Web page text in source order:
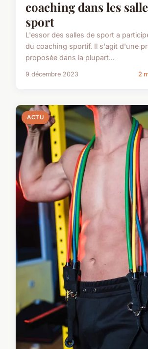
coaching dans les
sport
L'essor des salles de sport a
du coaching sportif. Il s'agit d'une
proposée dans la plupart...
9 décembre 2023 2
ACTU